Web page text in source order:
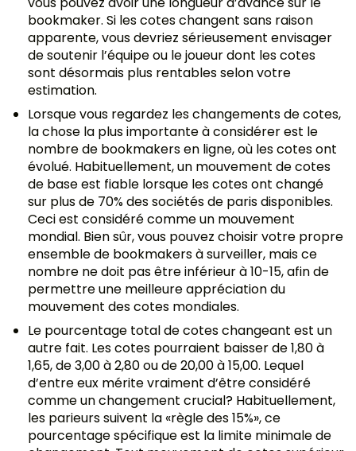
bookmaker. Si les cotes changent sans raison
apparente, vous devriez sérieusement envisager
de soutenir l’équipe ou le joueur dont les cotes
sont désormais plus rentables selon votre
estimation.
Lorsque vous regardez les changements de cotes,
la chose la plus importante à considérer est le
nombre de bookmakers en ligne, où les cotes ont
évolué. Habituellement, un mouvement de cotes
de base est fiable lorsque les cotes ont changé
sur plus de 70% des sociétés de paris disponibles.
Ceci est considéré comme un mouvement
mondial. Bien sûr, vous pouvez choisir votre propre
ensemble de bookmakers à surveiller, mais ce
nombre ne doit pas être inférieur à 10-15, afin de
permettre une meilleure appréciation du
mouvement des cotes mondiales.
Le pourcentage total de cotes changeant est un
autre fait. Les cotes pourraient baisser de 1,80 à
1,65, de 3,00 à 2,80 ou de 20,00 à 15,00. Lequel
d’entre eux mérite vraiment d’être considéré
comme un changement crucial? Habituellement,
les parieurs suivent la «règle des 15%», ce
pourcentage spécifique est la limite minimale de